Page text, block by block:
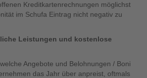
Kreditkartenrechnungen möglichst
im Schufa Eintrag nicht negativ zu
Leistungen und kostenlose
Angebote und Belohnungen / Boni
das Jahr über anpreist, oftmals